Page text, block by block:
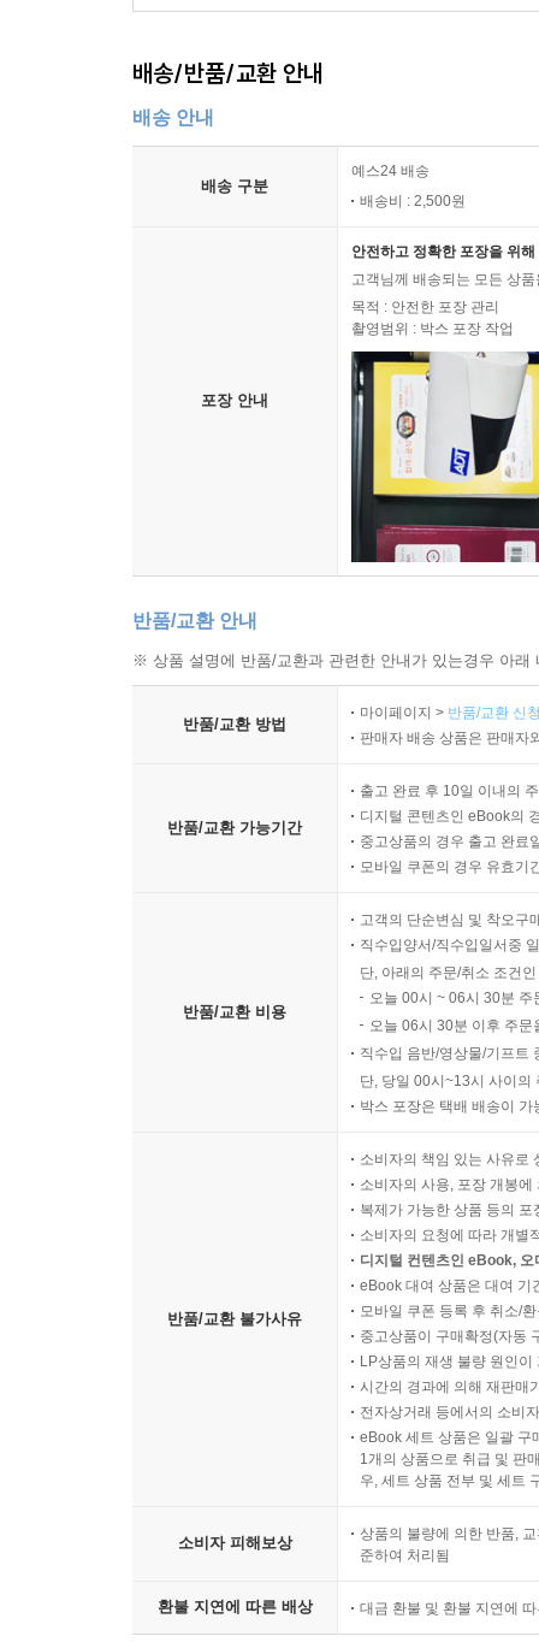
배송/반품/교환 안내
배송 안내
배송 구분
예스24 배송
배송비 : 2,500원
포장 안내
안전하고 정확한 포장을 위
고객님께 배송되는 모든 상
목적 : 안전한 포장 관리
촬영범위 : 박스 포장 작업
반품/교환 안내
※ 상품 설명에 반품/교환과 관련한 안내가 있는경우 아
반품/교환 방법
마이페이지 > 반품/교환 신
판매자 배송 상품은 판매자
반품/교환 가능기간
출고 완료 후 10일 이내의
디지털 콘텐츠인 eBook의
중고상품의 경우 출고 완료
모바일 쿠폰의 경우 유효기
반품/교환 비용
고객의 단순변심 및 착오구
직수입양서/직수입일서중
단, 아래의 주문/취소 조건
오늘 00시 ~ 06시 30분
오늘 06시 30분 이후 주
직수입 음반/영상물/기프트
단, 당일 00시~13시 사이의
박스 포장은 택배 배송이
반품/교환 불가사유
소비자의 책임 있는 사유로
소비자의 사용, 포장 개봉
복제가 가능한 상품 등의
소비자의 요청에 따라 개별
디지털 컨텐츠인 eBook,
eBook 대여 상품은 대여 기
모바일 쿠폰 등록 후 취소/
중고상품이 구매확정(자동
LP상품의 재생 불량 원인
시간의 경과에 의해 재판매
전자상거래 등에서의 소비
eBook 세트 상품은 일괄 구
1개의 상품으로 취급 및 판
우, 세트 상품 전부 및 세트
소비자 피해보상
상품의 불량에 의한 반품,
준하여 처리됨
환불 지연에 따른 배상 대금 환불 및 환불 지연에